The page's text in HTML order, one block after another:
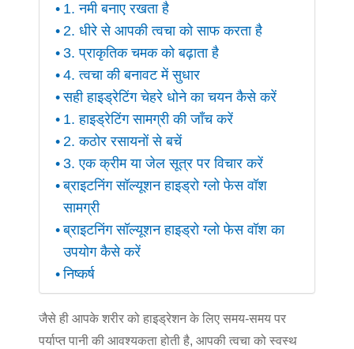
1. नमी बनाए रखता है
2. धीरे से आपकी त्वचा को साफ करता है
3. प्राकृतिक चमक को बढ़ाता है
4. त्वचा की बनावट में सुधार
सही हाइड्रेटिंग चेहरे धोने का चयन कैसे करें
1. हाइड्रेटिंग सामग्री की जाँच करें
2. कठोर रसायनों से बचें
3. एक क्रीम या जेल सूत्र पर विचार करें
ब्राइटनिंग सॉल्यूशन हाइड्रो ग्लो फेस वॉश
सामग्री
ब्राइटनिंग सॉल्यूशन हाइड्रो ग्लो फेस वॉश का
उपयोग कैसे करें
निष्कर्ष
जैसे ही आपके शरीर को हाइड्रेशन के लिए समय-समय पर
पर्याप्त पानी की आवश्यकता होती है, आपकी त्वचा को स्वस्थ